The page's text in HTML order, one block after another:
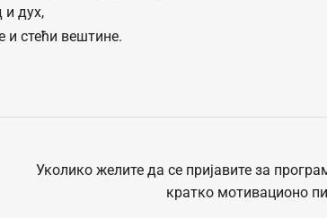
и дух,
и стећи вештине.
Уколико желите да се пријавите за
кратко мотивационо